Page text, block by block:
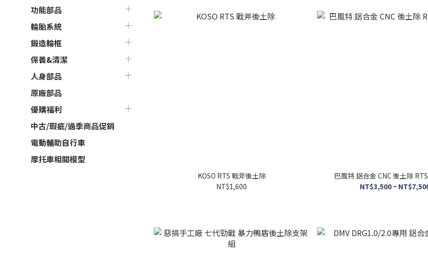
功能部品
輪胎系統
鍛造輪框
保養&清潔
人身部品
原廠部品
優購福利
中古/瑕疵/過季商品促銷
電動輔助自行車
摩托車相關模型
KOSO RTS 戰斧後土除
NT$1,600
巴風特 鋁合金 CNC 後土除
NT$3,500 ~